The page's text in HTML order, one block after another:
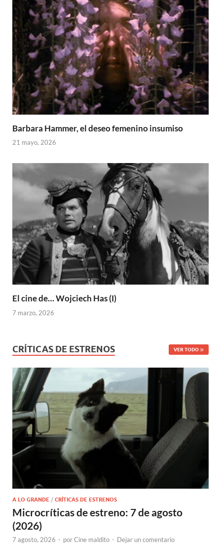
Barbara Hammer, el deseo femenino insumiso
21 mayo, 2026
El cine de… Wojciech Has (I)
7 marzo, 2026
CRÍTICAS DE ESTRENOS VER TODO
A LO GRANDE / CRÍTICAS DE ESTRENOS
Microcríticas de estreno: 7 de agosto
(2026)
7 agosto, 2026 - porCine maldito - Dejar un comentario